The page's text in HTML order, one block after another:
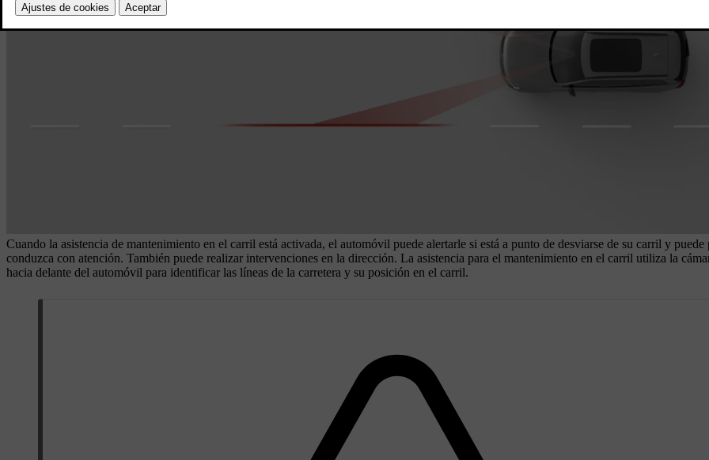
Cuando la asistencia de mantenimiento en el carril está activada, el automóvil puede alertarle si está a punto de desviarse de su carril y puede
conduzca con atención. También puede realizar intervenciones en la dirección. La asistencia para el mantenimiento en el carril utiliza la
hacia delante del automóvil para identificar las líneas de la carretera y su posición en el carril.